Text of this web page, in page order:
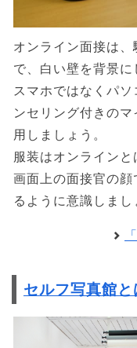
オンライン面接は
で、白い壁を背景に
スマホではなくパ
ンセリング付きの
用しましょう。
服装はオンラインと
画面上の面接官の
るように意識しまし
セルフ写真館と